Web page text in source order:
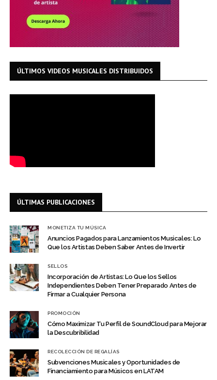
ÚLTIMOS VIDEOS MUSICALES DISTRIBUIDOS
ÚLTIMAS PUBLICACIONES
MONETIZA TU MÚSICA
Anuncios Pagados para Lanzamientos Musicales: Lo
Que los Artistas Deben Saber Antes de Invertir
SELLOS
Incorporación de Artistas: Lo Que los Sellos
Independientes Deben Tener Preparado Antes de
Firmar a Cualquier Persona
PROMOCIÓN
Cómo Maximizar Tu Perfil de SoundCloud para Mejorar
la Descubribilidad
RECOLECCIÓN DE REGALÍAS
Subvenciones Musicales y Oportunidades de
Financiamiento para Músicos en LATAM